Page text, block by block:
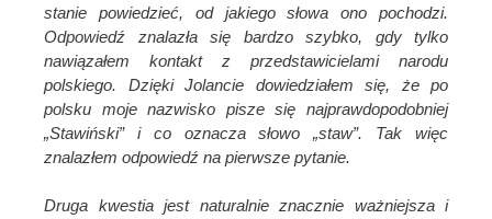
stanie powiedzieć, od jakiego słowa ono pochodzi.
Odpowiedź znalazła się bardzo szybko, gdy tylko
nawiązałem kontakt z przedstawicielami narodu
polskiego. Dzięki Jolancie dowiedziałem się, że po
polsku moje nazwisko pisze się najprawdopodobniej
„Stawiński” i co oznacza słowo „staw”. Tak więc
znalazłem odpowiedź na pierwsze pytanie.
Druga kwestia jest naturalnie znacznie ważniejsza i